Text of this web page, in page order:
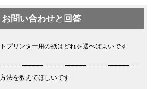
お問い合わせと回答
プリンター用の紙はどれを選べばよいです
法を教えてほしいです